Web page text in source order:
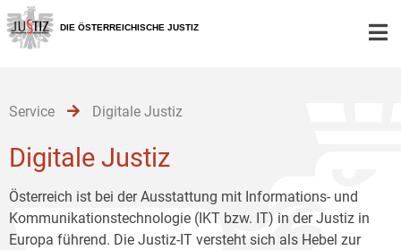
Zur
Hauptnavigation
[1]
Zum
Inhalt
[2]
Zum
Untermenü
[3]
DIE ÖSTERREICHISCHE JUSTIZ
Service Digitale Justiz
Digitale Justiz
Österreich ist bei der Ausstattung mit Informations- und
Kommunikationstechnologie (IKT bzw. IT) in der Justiz in
Europa führend. Die Justiz-IT versteht sich als Hebel zur